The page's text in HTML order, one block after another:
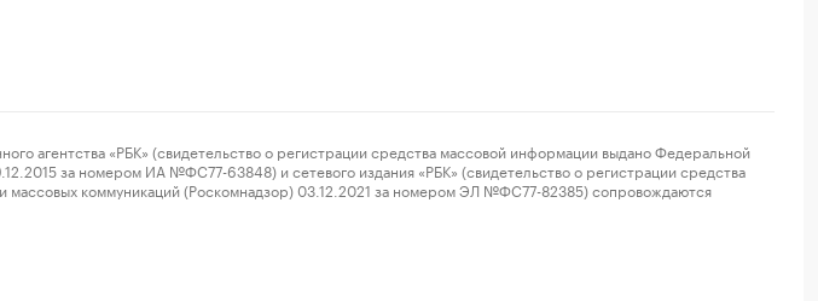
«РБК» (свидетельство о регистрации средства массовой информации выдано Федеральной
за номером ИА №ФС77-63848) и сетевого издания «РБК» (свидетельство о регистрации средства
коммуникаций (Роскомнадзор) 03.12.2021 за номером ЭЛ №ФС77-82385) сопровождаются